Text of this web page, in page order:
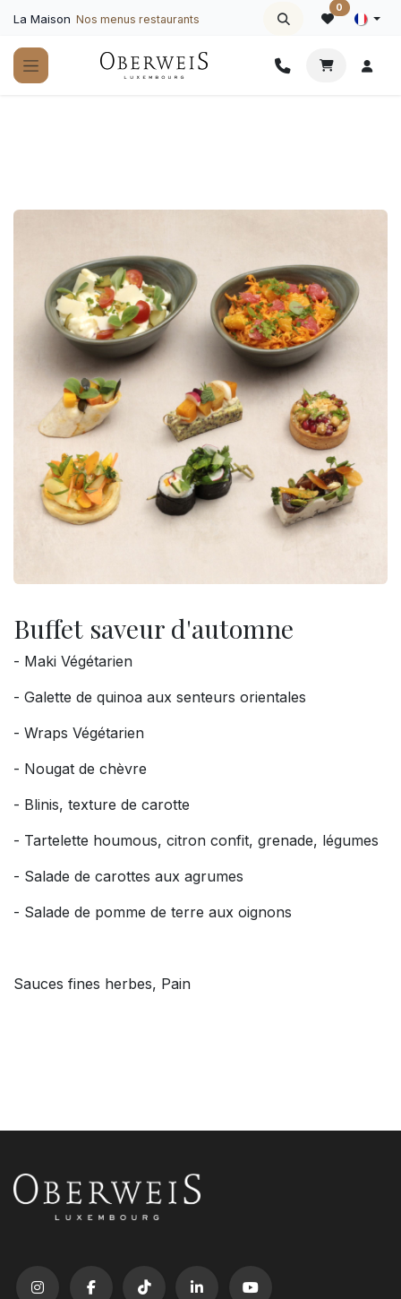
La Maison Nos menus restaurants
0
Buffet saveur d'automne
- Maki Végétarien
- Galette de quinoa aux senteurs orientales
- Wraps Végétarien
- Nougat de chèvre
- Blinis, texture de carotte
- Tartelette houmous, citron confit, grenade, légumes
- Salade de carottes aux agrumes
- Salade de pomme de terre aux oignons
Sauces fines herbes, Pain